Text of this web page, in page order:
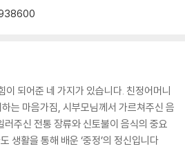
이 되어준 네 가지가 있습니다. 친정어머니
는 마음가짐, 시부모님께서 가르쳐주신 음
주신 전통 장류와 신토불이 음식의 중요
생활을 통해 배운 ‘중정’의 정신입니다